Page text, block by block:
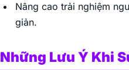
Nâng cao trải nghiệm
giản.
Những Lưu Ý Khi